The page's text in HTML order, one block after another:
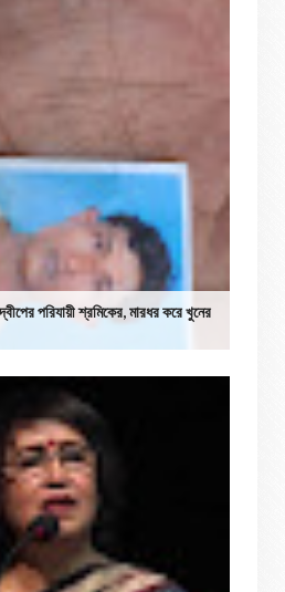
পরিযায়ী শ্রমিকের, মারধর করে খুনের